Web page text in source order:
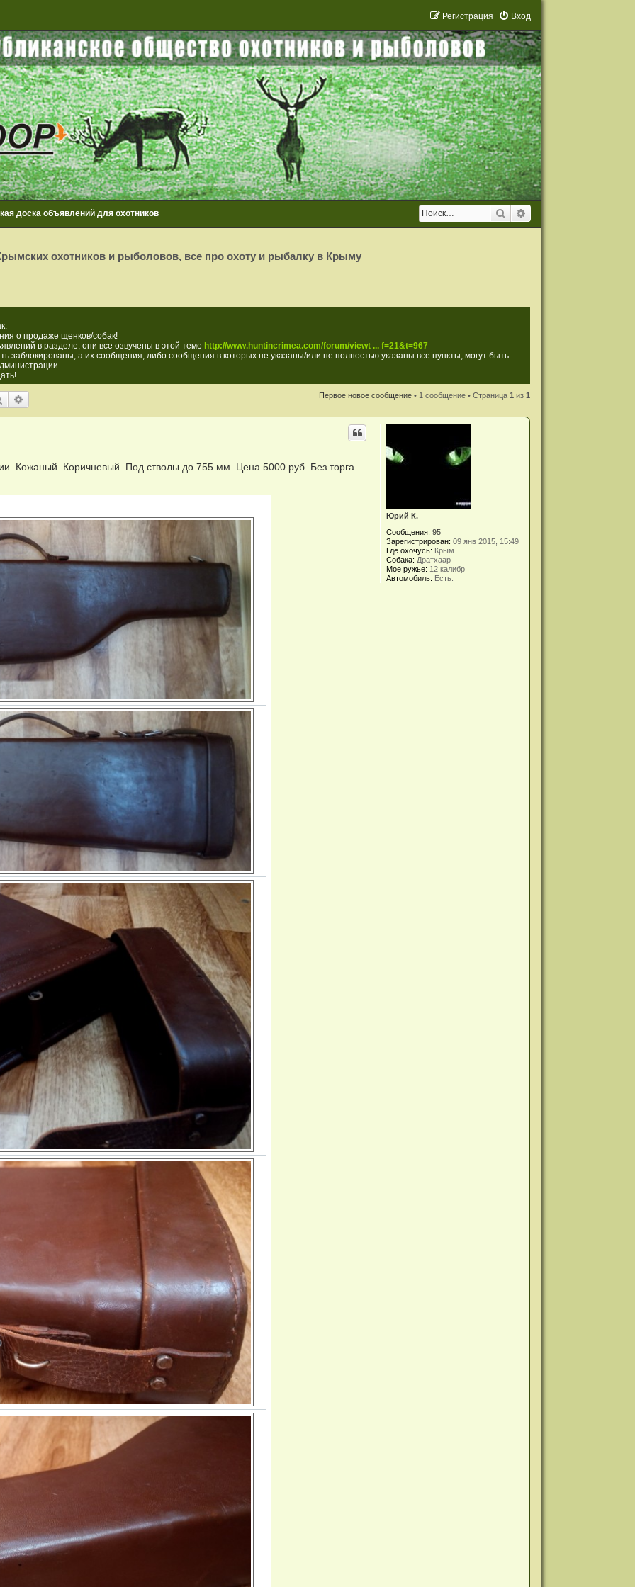
Вход
Регистрация
Поиск
доска объявлений для охотников
охотников и рыболовов, все про охоту и рыбалку в Крыму
о продаже щенков/собак!
в разделе, они все озвучены в этой теме http://www.huntincrimea.com/forum/viewt ... f=21&t=967
заблокированы, а их сообщения, либо сообщения в которых не указаны/или не полностью указаны все пункты, могут быть
Поиск Первое новое сообщение • 1 сообщение • Страница1 из1
Юрий К.
Сообщения: 95
Зарегистрирован: 09 янв 2015, 15:49
Где охочусь: Крым
Собака: Дратхаар
Мое ружье: 12 калибр
Автомобиль: Есть.
Кожаный. Коричневый. Под стволы до 755 мм. Цена 5000 руб. Без торга.